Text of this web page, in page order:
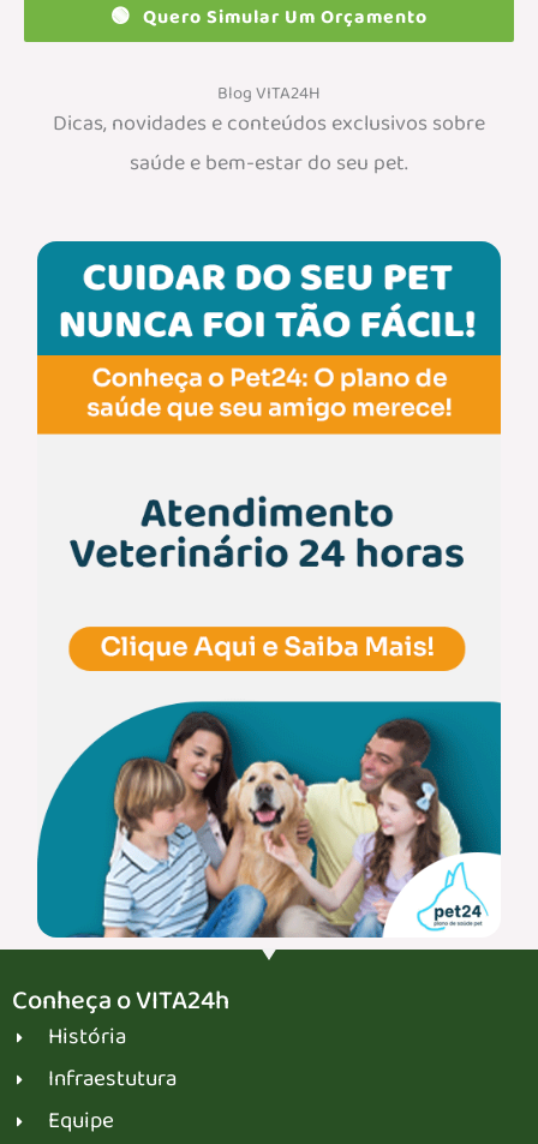
🟢 Quero Simular Um Orçamento
Blog VITA24H
Dicas, novidades e conteúdos exclusivos sobre
saúde e bem-estar do seu pet.
Conheça o VITA24h
História
Infraestutura
Equipe